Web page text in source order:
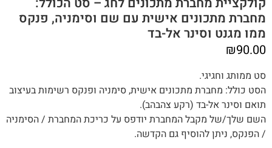
מחברת מתכונים אישית עם שם וסימניה, פנקס
ממו מגנט וסינר אל-בד
₪90.00
סט ממותג וחגיגי.
הסט כולל: מחברת מתכונים אישית, סימניה ופנקס רשימות בעיצוב
תואם וסינר אל-בד (רקע צהבהב).
השם שלך/של מקבל המחברת יודפס על כריכת המחברת / הסימניה
/ הפנקס, ניתן להוסיף גם הקדשה.‬‬